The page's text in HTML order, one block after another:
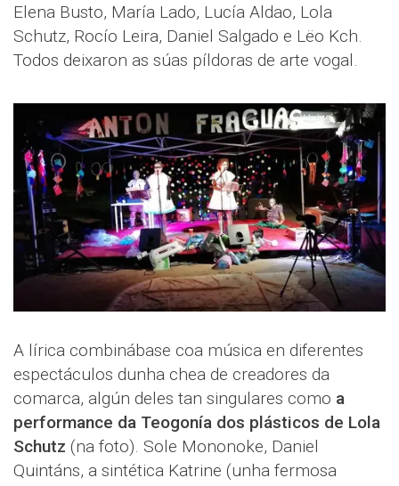
Elena Busto, María Lado, Lucía Aldao, Lola
Schutz, Rocío Leira, Daniel Salgado e Lëo Kch.
Todos deixaron as súas píldoras de arte vogal.
A lírica combinábase coa música en diferentes
espectáculos dunha chea de creadores da
comarca, algún deles tan singulares como a
performance da Teogonía dos plásticos de Lola
Schutz (na foto). Sole Mononoke, Daniel
Quintáns, a sintética Katrine (unha fermosa